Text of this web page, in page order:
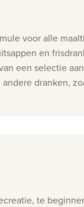
voor alle
en
een selectie
dranken,
te